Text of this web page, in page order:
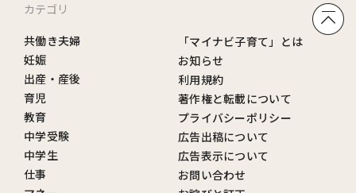
カテゴリ
共働き夫婦
妊娠
出産・産後
育児
教育
中学受験
中学生
仕事
「マイナビ子育て」とは
お知らせ
利用規約
著作権と転載について
プライバシーポリシー
広告出稿について
広告表示について
お問い合わせ